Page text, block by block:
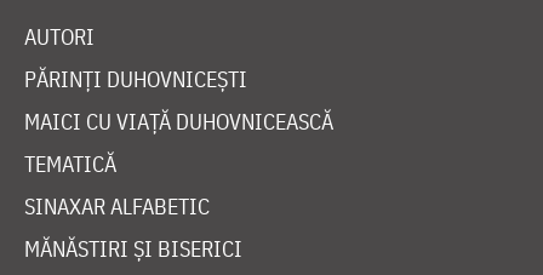
AUTORI
PĂRINȚI DUHOVNICEȘTI
MAICI CU VIAȚĂ DUHOVNICEASCĂ
TEMATICĂ
SINAXAR ALFABETIC
MĂNĂSTIRI ȘI BISERICI